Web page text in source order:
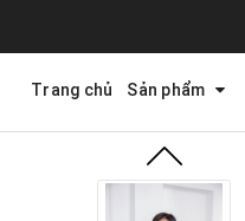
Trang chủ Sản phẩm